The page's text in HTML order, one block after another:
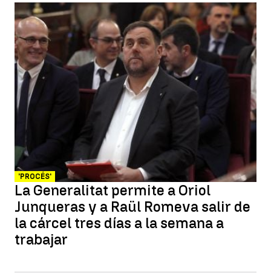
'PROCÉS'
La Generalitat permite a Oriol
Junqueras y a Raül Romeva salir de
la cárcel tres días a la semana a
trabajar